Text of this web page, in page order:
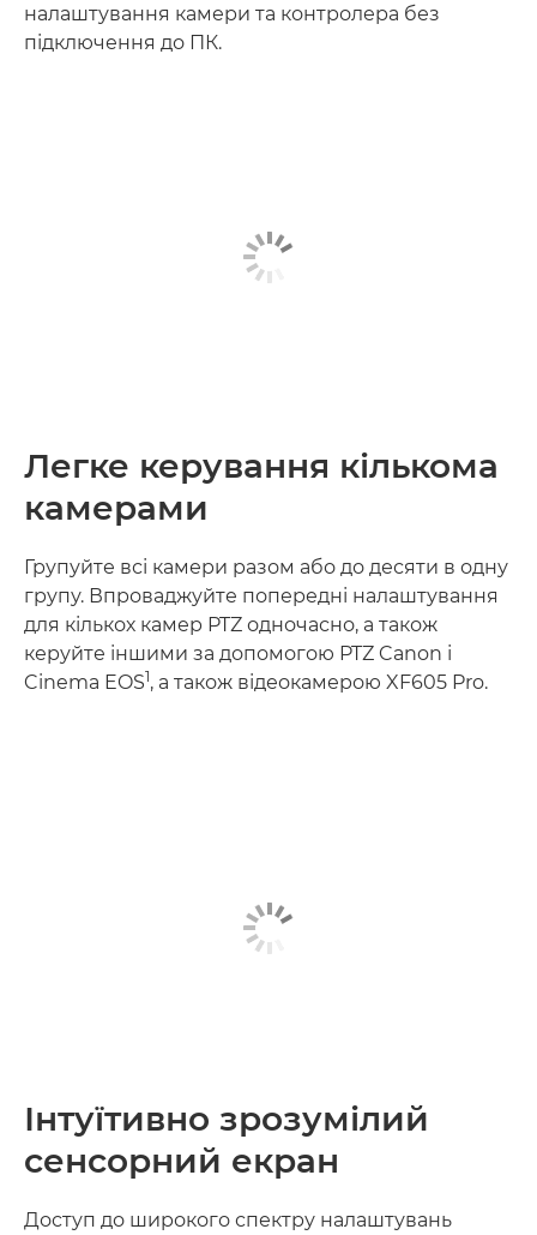
налаштування камери та контролера без
підключення до ПК.
Легке керування кількома
камерами
Групуйте всі камери разом або до десяти в одну
групу. Впроваджуйте попередні налаштування
для кількох камер PTZ одночасно, а також
керуйте іншими за допомогою PTZ Canon і
Cinema EOS1, а також відеокамерою XF605 Pro.
Інтуїтивно зрозумілий
сенсорний екран
Доступ до широкого спектру налаштувань